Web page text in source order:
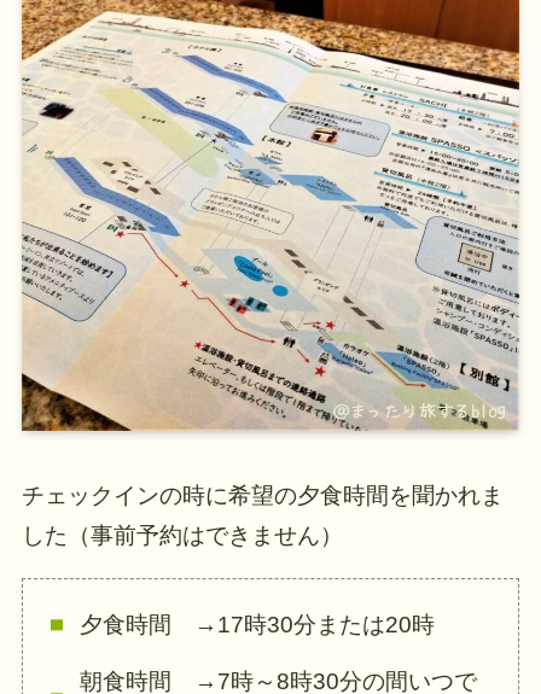
チェックインの時に希望の夕食時間を聞かれま
した（事前予約はできません）
夕食時間 →17時30分または20時
朝食時間 →7時～8時30分の間いつで